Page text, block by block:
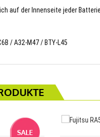
auf der Innenseite jeder
/ A32-M47 / BTY-L45
SALE